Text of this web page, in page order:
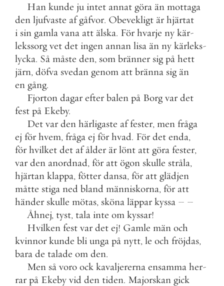
Han kunde ju intet annat göra än mottaga
den ljufvaste af gåfvor. Obevekligt är hjärtat
i sin gamla vana att älska. För hvarje ny kär-
lekssorg vet det ingen annan lisa än ny kärleks-
lycka. Så måste den, som bränner sig på hett
järn, döfva svedan genom att bränna sig än
en gång.
Fjorton dagar efter balen på Borg var det
fest på Ekeby.
Det var den härligaste af fester, men fråga
ej för hvem, fråga ej för hvad. För det enda,
för hvilket det af ålder är lönt att göra fester,
var den anordnad, för att ögon skulle stråla,
hjärtan klappa, fötter dansa, för att glädjen
måtte stiga ned bland människorna, för att
händer skulle mötas, sköna läppar kyssa – –
Åhnej, tyst, tala inte om kyssar!
Hvilken fest var det ej! Gamle män och
kvinnor kunde bli unga på nytt, le och fröjdas,
bara de talade om den.
Men så voro ock kavaljererna ensamma her-
rar på Ekeby vid den tiden. Majorskan gick